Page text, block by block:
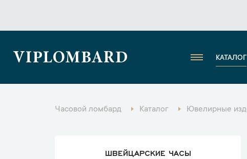
VIPLOMBARD КАТАЛОГ
Часовой ломбард Каталог Ювелирные
ШВЕЙЦАРСКИЕ ЧАСЫ